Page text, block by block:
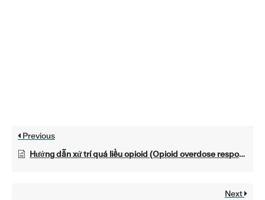
Previous
Hướng dẫn xử trí quá liều opioid (Opioid overdose response instructions)
Next